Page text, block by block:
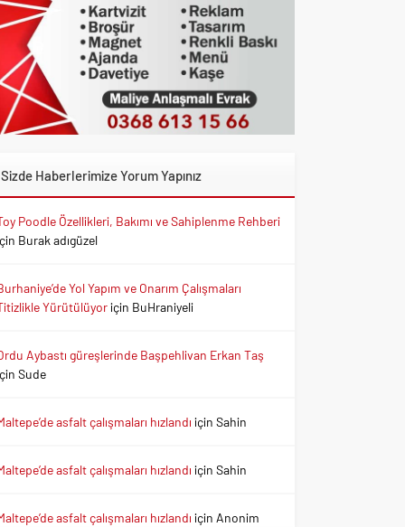
Sizde Haberlerimize Yorum Yapınız
Poodle Özellikleri, Bakımı ve Sahiplenme Rehberi
Burak adıgüzel
Yol Yapım ve Onarım Çalışmaları
Yürütülüyoriçin BuHraniyeli
Aybastı güreşlerinde Başpehlivan Erkan Taş
Sude
asfalt çalışmaları hızlandı içinSahin
asfalt çalışmaları hızlandı içinSahin
asfalt çalışmaları hızlandı için Anonim